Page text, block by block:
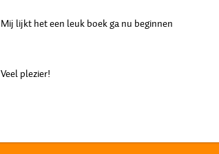
Mij lijkt het een leuk boek ga nu beginnen
Veel plezier!